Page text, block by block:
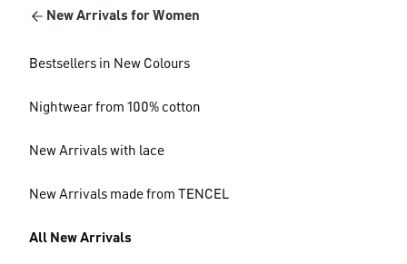
New Arrivals for Women
Bestsellers in New Colours
Nightwear from 100% cotton
New Arrivals with lace
New Arrivals made from TENCEL
All New Arrivals